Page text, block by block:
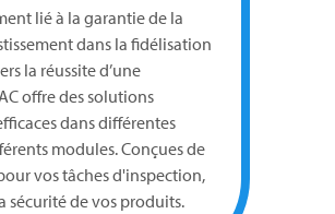
lié à la garantie de la
dans la fidélisation
la réussite d’une
offre des solutions
dans différentes
modules. Conçues de
vos tâches d'inspection,
sécurité de vos produits.